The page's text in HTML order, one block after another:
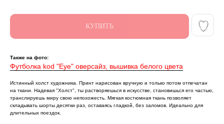
КУПИТЬ
Также на фото:
Футболка kоd "Eye" оверсайз, вышивка белого цвета
Истинный холст художника. Принт нарисован вручную и только потом отпечатан
на ткани. Надевая "Холст", ты растворяешься в искусстве, становишься его частью,
транслируешь миру свою непохожесть. Мягкая костюмная ткань позволяет
складывать шорты десятки раз, оставаясь гладкой, без заломов. Идеально для
длительных поездок.